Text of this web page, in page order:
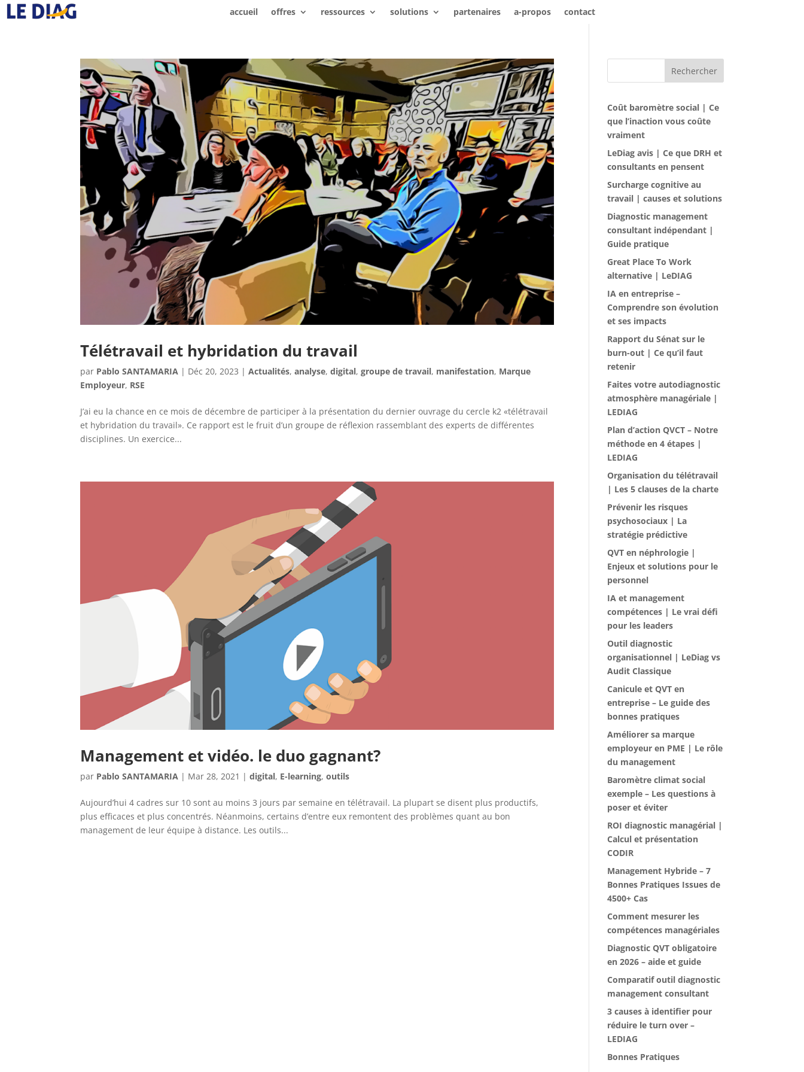
accueil offres ressources solutions partenaires a-propos contact
Télétravail et hybridation du travail
par Pablo SANTAMARIA | Déc 20, 2023 |Actualités,analyse,digital,groupe de travail, manifestation, Marque
Employeur, RSE
J’ai eu la chance en ce mois de décembre de participer à la présentation du dernier ouvrage du cercle k2 «télétravail
et hybridation du travail». Ce rapport est le fruit d’un groupe de réflexion rassemblant des experts de différentes
disciplines. Un exercice...
Management et vidéo. le duo gagnant?
par Pablo SANTAMARIA | Mar 28, 2021 |digital, E-learning,outils
Aujourd’hui 4 cadres sur 10 sont au moins 3 jours par semaine en télétravail. La plupart se disent plus productifs,
plus efficaces et plus concentrés. Néanmoins, certains d’entre eux remontent des problèmes quant au bon
management de leur équipe à distance. Les outils...
Rechercher
Coût baromètre social | Ce
que l’inaction vous coûte
vraiment
LeDiag avis | Ce que DRH et
consultants en pensent
Surcharge cognitive au
travail | causes et solutions
Diagnostic management
consultant indépendant |
Guide pratique
Great Place To Work
alternative | LeDIAG
IA en entreprise –
Comprendre son évolution
et ses impacts
Rapport du Sénat sur le
burn-out | Ce qu’il faut
retenir
Faites votre autodiagnostic
atmosphère managériale |
LEDIAG
Plan d’action QVCT – Notre
méthode en 4 étapes |
LEDIAG
Organisation du télétravail
| Les 5 clauses de la charte
Prévenir les risques
psychosociaux | La
stratégie prédictive
QVT en néphrologie |
Enjeux et solutions pour le
personnel
IA et management
compétences | Le vrai défi
pour les leaders
Outil diagnostic
organisationnel | LeDiag vs
Audit Classique
Canicule et QVT en
entreprise – Le guide des
bonnes pratiques
Améliorer sa marque
employeur en PME | Le rôle
du management
Baromètre climat social
exemple – Les questions à
poser et éviter
ROI diagnostic managérial |
Calcul et présentation
CODIR
Management Hybride – 7
Bonnes Pratiques Issues de
4500+ Cas
Comment mesurer les
compétences managériales
Diagnostic QVT obligatoire
en 2026 – aide et guide
Comparatif outil diagnostic
management consultant
3 causes à identifier pour
réduire le turn over –
LEDIAG
Bonnes Pratiques